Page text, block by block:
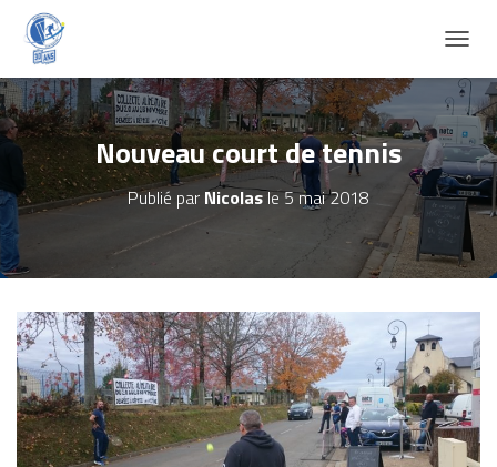
É
P
L
E
R
L
A
I
T
I
O
N
Nouveau court de tennis
Publié par Nicolasle5 mai 2018